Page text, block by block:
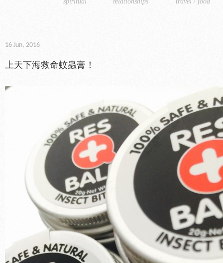
16 Jun, 2016
上天下海救命蚊蟲膏！